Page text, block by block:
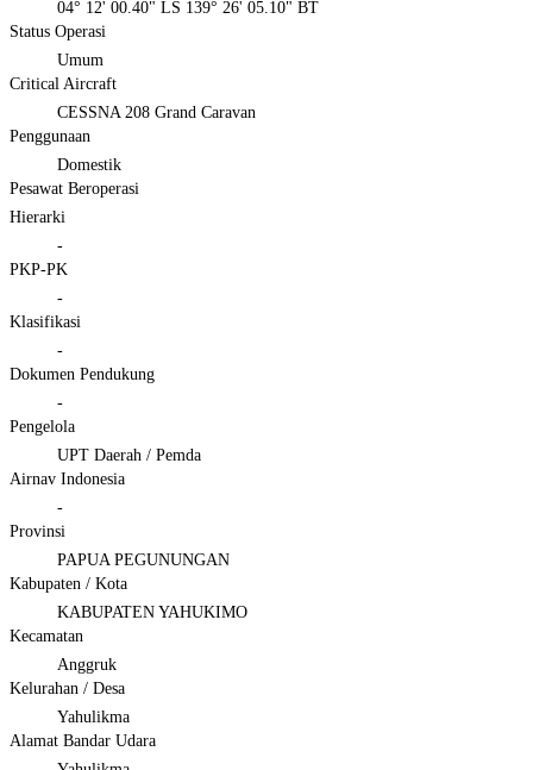
04° 12' 00.40" LS 139° 26' 05.10" BT
Status Operasi
Umum
Critical Aircraft
CESSNA 208 Grand Caravan
Penggunaan
Domestik
Pesawat Beroperasi
Hierarki
-
PKP-PK
-
Klasifikasi
-
Dokumen Pendukung
-
Pengelola
UPT Daerah / Pemda
Airnav Indonesia
-
Provinsi
PAPUA PEGUNUNGAN
Kabupaten / Kota
KABUPATEN YAHUKIMO
Kecamatan
Anggruk
Kelurahan / Desa
Yahulikma
Alamat Bandar Udara